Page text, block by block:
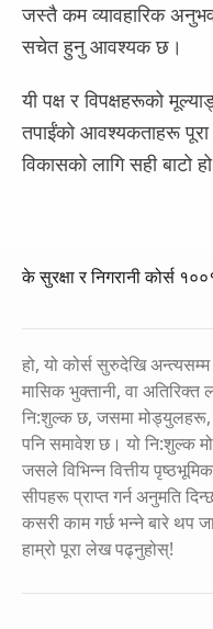
जस्तै कम व्यावहारिक
सचेत हुनु आवश्यक छ।
यी पक्ष र विपक्षहरूको
तपाईंको आवश्यकताहरू पूरा
विकासको लागि सही बाटो
के सुरक्षा र निगरानी कोर्स
हो, यो कोर्स सुरुदेखि
मासिक भुक्तानी, वा अतिरिक्त
नि:शुल्क छ, जसमा मोड्युलहरू,
पनि समावेश छ। यो नि:शुल्क
जसले विभिन्न वित्तीय
सीपहरू प्राप्त गर्न अनुमति
कसरी काम गर्छ भन्ने बारे थप
हाम्रो पूरा लेख पढ्नुहोस्!